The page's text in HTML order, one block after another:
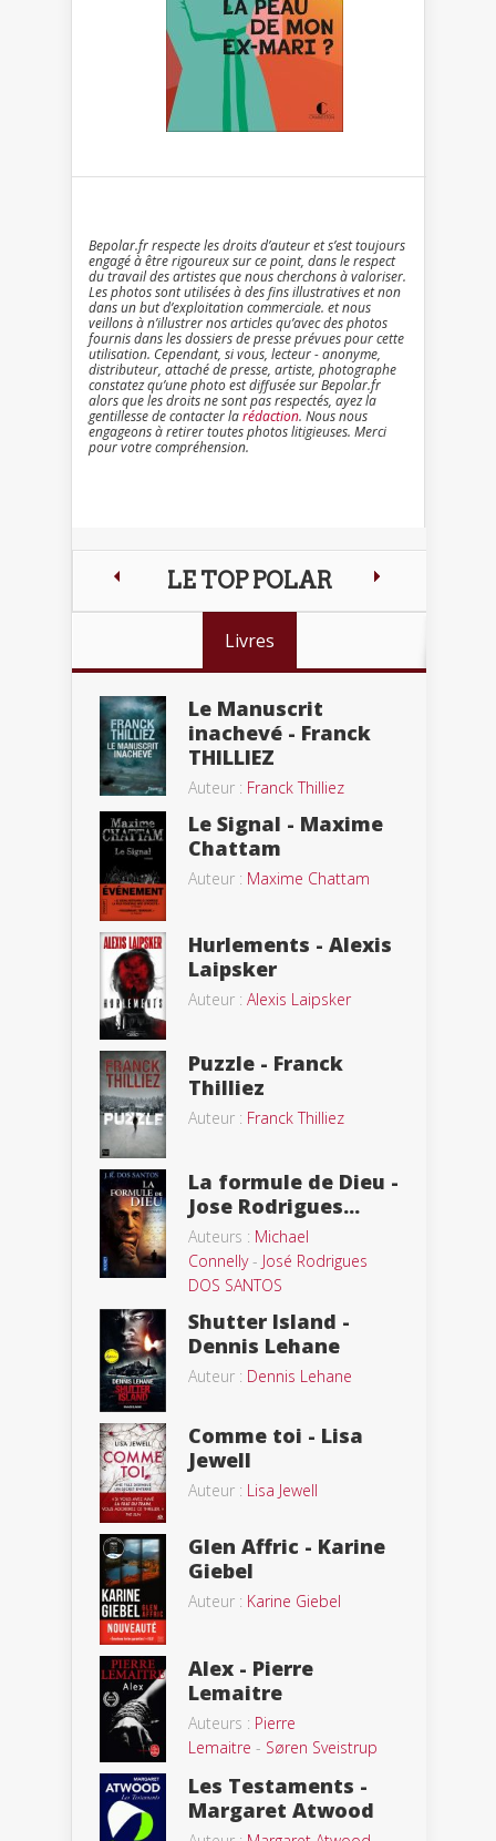
Bepolar.fr respecte les droits d’auteur et s’est toujours
engagé à être rigoureux sur ce point, dans le respect
du travail des artistes que nous cherchons à valoriser.
Les photos sont utilisées à des fins illustratives et non
dans un but d’exploitation commerciale. et nous
veillons à n’illustrer nos articles qu’avec des photos
fournis dans les dossiers de presse prévues pour cette
utilisation. Cependant, si vous, lecteur - anonyme,
distributeur, attaché de presse, artiste, photographe
constatez qu’une photo est diffusée sur Bepolar.fr
alors que les droits ne sont pas respectés, ayez la
gentillesse de contacter larédaction. Nous nous
engageons à retirer toutes photos litigieuses. Merci
pour votre compréhension.
LE TOP POLAR
Livres
Le Manuscrit
inachevé - Franck
THILLIEZ
Auteur : Franck Thilliez
Le Signal - Maxime
Chattam
Auteur : Maxime Chattam
Hurlements - Alexis
Laipsker
Auteur : Alexis Laipsker
Puzzle - Franck
Thilliez
Auteur : Franck Thilliez
La formule de Dieu -
Jose Rodrigues...
Auteurs : Michael
Connelly- José Rodrigues
DOS SANTOS
Shutter Island -
Dennis Lehane
Auteur : Dennis Lehane
Comme toi - Lisa
Jewell
Auteur : Lisa Jewell
Glen Affric - Karine
Giebel
Auteur : Karine Giebel
Alex - Pierre
Lemaitre
Auteurs : Pierre
Lemaitre - Søren Sveistrup
Les Testaments -
Margaret Atwood